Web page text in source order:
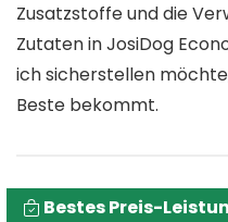
Zusatzstoffe und die
Zutaten in JosiDog
ich sicherstellen
Beste bekommt.
Bestes Preis-